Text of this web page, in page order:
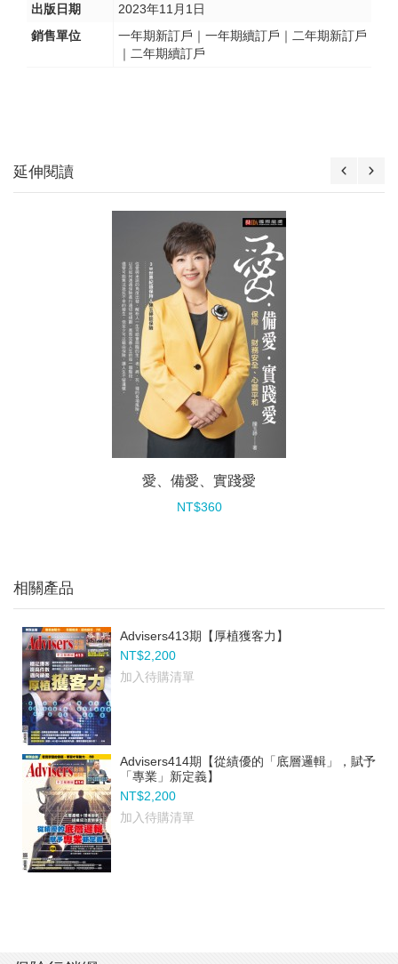
延伸閱讀
愛、備愛、實踐愛
NT$360
相關產品
Advisers413期【厚植獲客力】
NT$2,200
加入待購清單
Advisers414期【從績優的「底層邏輯」，賦予
「專業」新定義】
NT$2,200
加入待購清單
出版日期
2023年11月1日
銷售單位
一年期新訂戶｜一年期續訂戶｜二年期新訂戶
｜二年期續訂戶